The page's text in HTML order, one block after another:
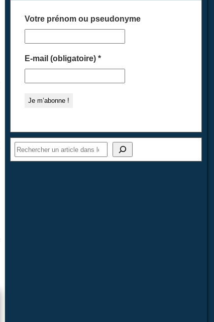
Votre prénom ou pseudonyme
E-mail (obligatoire)*